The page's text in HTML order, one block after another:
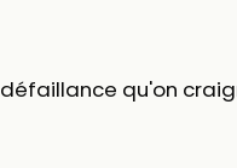
qu'on